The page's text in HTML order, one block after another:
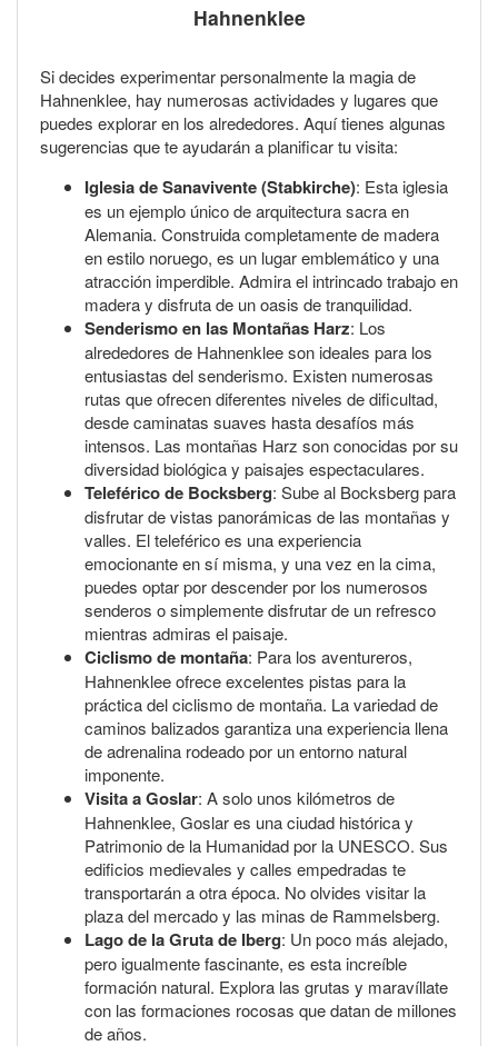
Hahnenklee
Si decides experimentar personalmente la magia de
Hahnenklee, hay numerosas actividades y lugares que
puedes explorar en los alrededores. Aquí tienes algunas
sugerencias que te ayudarán a planificar tu visita:
Iglesia de Sanavivente (Stabkirche): Esta iglesia
es un ejemplo único de arquitectura sacra en
Alemania. Construida completamente de madera
en estilo noruego, es un lugar emblemático y una
atracción imperdible. Admira el intrincado trabajo en
madera y disfruta de un oasis de tranquilidad.
Senderismo en las Montañas Harz: Los
alrededores de Hahnenklee son ideales para los
entusiastas del senderismo. Existen numerosas
rutas que ofrecen diferentes niveles de dificultad,
desde caminatas suaves hasta desafíos más
intensos. Las montañas Harz son conocidas por su
diversidad biológica y paisajes espectaculares.
Teleférico de Bocksberg: Sube al Bocksberg para
disfrutar de vistas panorámicas de las montañas y
valles. El teleférico es una experiencia
emocionante en sí misma, y una vez en la cima,
puedes optar por descender por los numerosos
senderos o simplemente disfrutar de un refresco
mientras admiras el paisaje.
Ciclismo de montaña: Para los aventureros,
Hahnenklee ofrece excelentes pistas para la
práctica del ciclismo de montaña. La variedad de
caminos balizados garantiza una experiencia llena
de adrenalina rodeado por un entorno natural
imponente.
Visita a Goslar: A solo unos kilómetros de
Hahnenklee, Goslar es una ciudad histórica y
Patrimonio de la Humanidad por la UNESCO. Sus
edificios medievales y calles empedradas te
transportarán a otra época. No olvides visitar la
plaza del mercado y las minas de Rammelsberg.
Lago de la Gruta de Iberg: Un poco más alejado,
pero igualmente fascinante, es esta increíble
formación natural. Explora las grutas y maravíllate
con las formaciones rocosas que datan de millones
de años.